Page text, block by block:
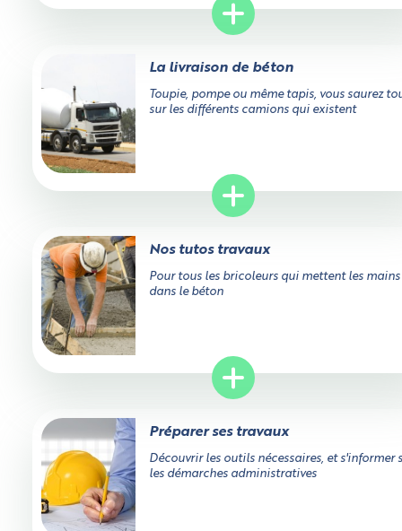
La livraison de béton
Toupie, pompe ou même tapis, vous saurez
sur les différents camions qui existent
Nos tutos travaux
Pour tous les bricoleurs qui mettent les mains
dans le béton
Préparer ses travaux
Découvrir les outils nécessaires, et s'informer
les démarches administratives